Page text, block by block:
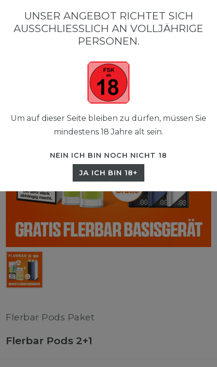
0
0,00 EUR
Flerbar Pods Paket
Flerbar Pods 2+1
UNSER ANGEBOT RICHTET SICH
AUSSCHLIESSLICH AN VOLLJÄHRIGE P
ERSONEN.
Um auf dieser Seite bleiben zu dürfen, müssen Sie
mindestens 18 Jahre alt sein.
NEIN ICH BIN NOCH NICHT 18
JA ICH BIN 18+